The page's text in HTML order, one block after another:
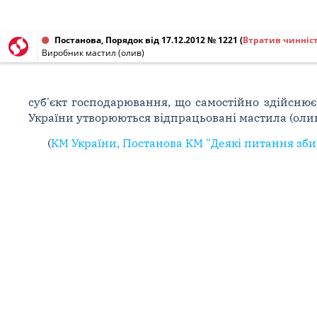
Постанова, Порядок від 17.12.2012 № 1221 (Втратив
Виробник мастил (олив)